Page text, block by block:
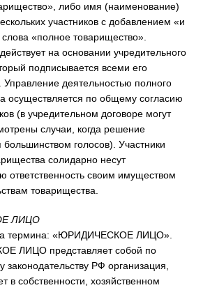
либо имя (наименование)
участников с добавлением «и
«полное товарищество».
на основании учредительного
подписывается всеми его
Управление деятельностью полного
осуществляется по общему согласию
(в учредительном договоре могут
случаи, когда решение
большинством голосов). Участники
солидарно несут
ответственность своим имуществом
товарищества.
ЛИЦО
термина: «ЮРИДИЧЕСКОЕ ЛИЦО».
ЛИЦО представляет собой по
законодательству РФ организация,
в собственности, хозяйственном